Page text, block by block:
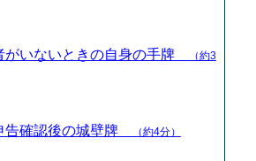
がいないときの自身の手牌
（約3
告確認後の城壁牌 （約4分）